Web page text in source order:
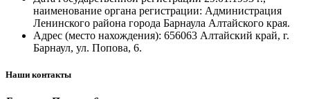
наименование органа регистрации: Администрация
Ленинского района города Барнаула Алтайского края.
Адрес (место нахождения): 656063 Алтайский край, г.
Барнаул, ул. Попова, 6.
Наши контакты